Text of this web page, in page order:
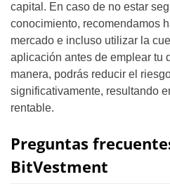
capital. En caso de no estar
conocimiento, recomendamos
mercado e incluso utilizar la
aplicación antes de emplear tu
manera, podrás reducir el
significativamente, resultando
rentable.
Preguntas
BitVestment